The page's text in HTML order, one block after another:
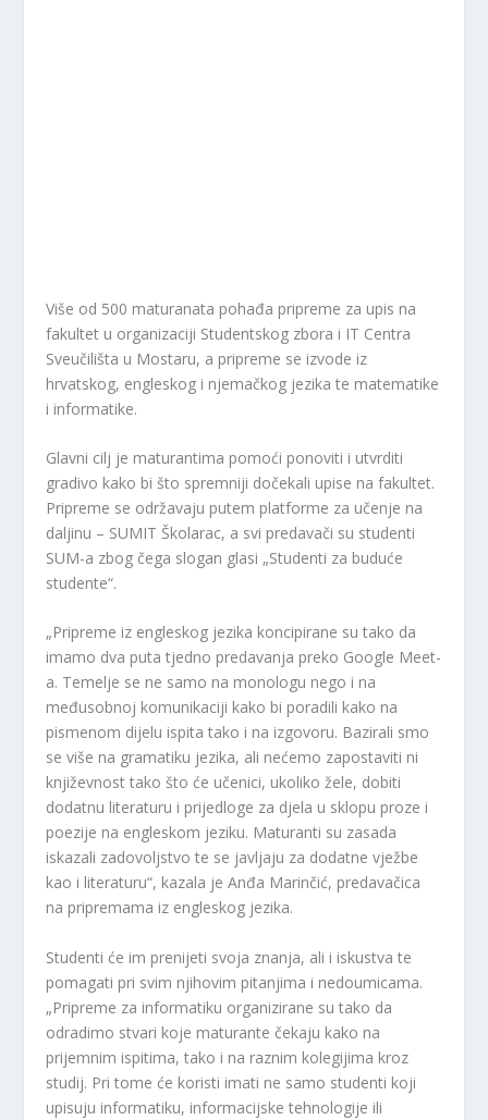
Više od 500 maturanata pohađa pripreme za upis na
fakultet u organizaciji Studentskog zbora i IT Centra
Sveučilišta u Mostaru, a pripreme se izvode iz
hrvatskog, engleskog i njemačkog jezika te matematike
i informatike.
Glavni cilj je maturantima pomoći ponoviti i utvrditi
gradivo kako bi što spremniji dočekali upise na fakultet.
Pripreme se održavaju putem platforme za učenje na
daljinu – SUMIT Školarac, a svi predavači su studenti
SUM-a zbog čega slogan glasi „Studenti za buduće
studente“.
„Pripreme iz engleskog jezika koncipirane su tako da
imamo dva puta tjedno predavanja preko Google Meet-
a. Temelje se ne samo na monologu nego i na
međusobnoj komunikaciji kako bi poradili kako na
pismenom dijelu ispita tako i na izgovoru. Bazirali smo
se više na gramatiku jezika, ali nećemo zapostaviti ni
književnost tako što će učenici, ukoliko žele, dobiti
dodatnu literaturu i prijedloge za djela u sklopu proze i
poezije na engleskom jeziku. Maturanti su zasada
iskazali zadovoljstvo te se javljaju za dodatne vježbe
kao i literaturu“, kazala je Anđa Marinčić, predavačica
na pripremama iz engleskog jezika.
Studenti će im prenijeti svoja znanja, ali i iskustva te
pomagati pri svim njihovim pitanjima i nedoumicama.
„Pripreme za informatiku organizirane su tako da
odradimo stvari koje maturante čekaju kako na
prijemnim ispitima, tako i na raznim kolegijima kroz
studij. Pri tome će koristi imati ne samo studenti koji
upisuju informatiku, informacijske tehnologije ili